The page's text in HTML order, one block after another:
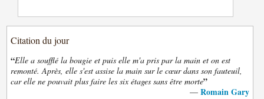
Citation du jour
“Elle a soufflé la bougie et puis elle m'a pris par la main et on est
remonté. Après, elle s'est assise la main sur le cœur dans son fauteuil,
car elle ne pouvait plus faire les six étages sans être morte”
— Romain Gary